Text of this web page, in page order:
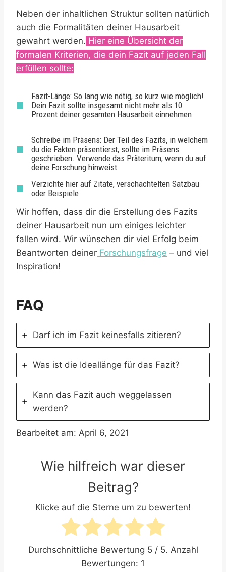
Neben der inhaltlichen Struktur sollten natürlich
auch die Formalitäten deiner Hausarbeit
gewahrt werden. Hier eine Übersicht der
formalen Kriterien, die dein Fazit auf jeden Fall
erfüllen sollte:
Fazit-Länge: So lang wie nötig, so kurz wie möglich!
Dein Fazit sollte insgesamt nicht mehr als 10
Prozent deiner gesamten Hausarbeit einnehmen
Schreibe im Präsens: Der Teil des Fazits, in welchem
du die Fakten präsentierst, sollte im Präsens
geschrieben. Verwende das Präteritum, wenn du auf
deine Forschung hinweist
Verzichte hier auf Zitate, verschachtelten Satzbau
oder Beispiele
Wir hoffen, dass dir die Erstellung des Fazits
deiner Hausarbeit nun um einiges leichter
fallen wird. Wir wünschen dir viel Erfolg beim
Beantworten deiner Forschungsfrage – und viel
Inspiration!
FAQ
Darf ich im Fazit keinesfalls zitieren?
Was ist die Ideallänge für das Fazit?
Kann das Fazit auch weggelassen
werden?
Bearbeitet am: April 6, 2021
Wie hilfreich war dieser
Beitrag?
Klicke auf die Sterne um zu bewerten!
Durchschnittliche Bewertung 5/ 5. Anzahl
Bewertungen: 1